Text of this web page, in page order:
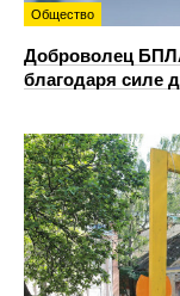
Общество
Доброволец
благодаря силе